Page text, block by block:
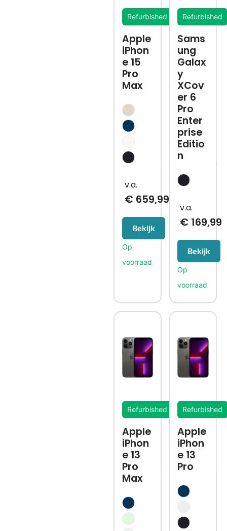
Refurbished
Apple
iPhon
e 15
Pro
Max
€659,99
Bekijk
Refurbished
Sams
ung
Galax
y
XCov
er 6
Pro
Enter
prise
Editio
n
€ 169,99
Bekijk
Refurbished
Apple
iPhon
e 13
Pro
Max
Refurbished
Apple
iPhon
e 13
Pro